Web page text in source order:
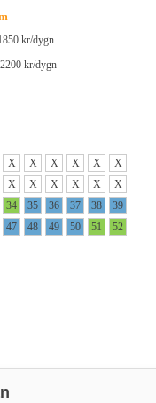
kr/dygn
kr/dygn
X X X X X
X
X X X X X
X
34 35 36 37 38
39
47 48 49 50 51
52